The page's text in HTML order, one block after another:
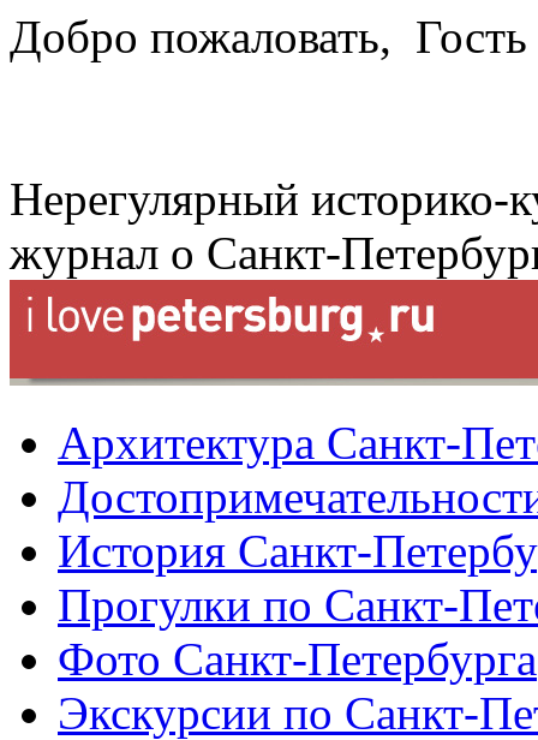
Добро пожаловать, Гость
Нерегулярный историко-
журнал о Санкт-
Архитектура Санкт-
История Санкт-
Прогулки по Санкт-
Фото Санкт-Петербурга
Экскурсии по Санкт-